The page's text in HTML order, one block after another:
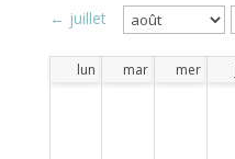
← juillet
lun mar mer